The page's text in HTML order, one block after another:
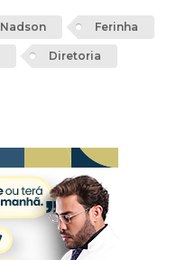
Nadson Ferinha
Diretoria